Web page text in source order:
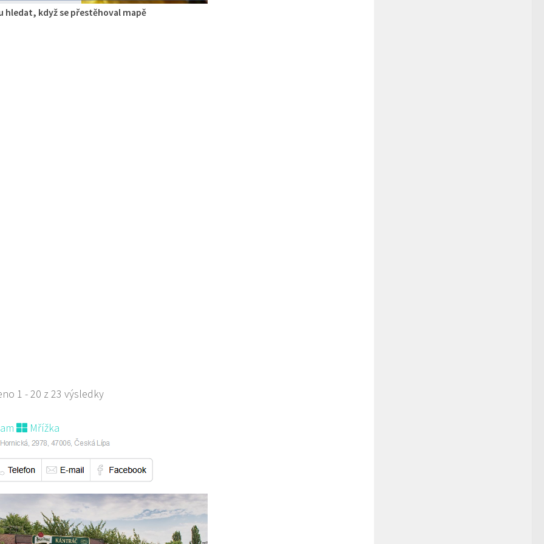
hledat, když se přestěhoval mapě
1 - 20 z 23 výsledky
Mřížka